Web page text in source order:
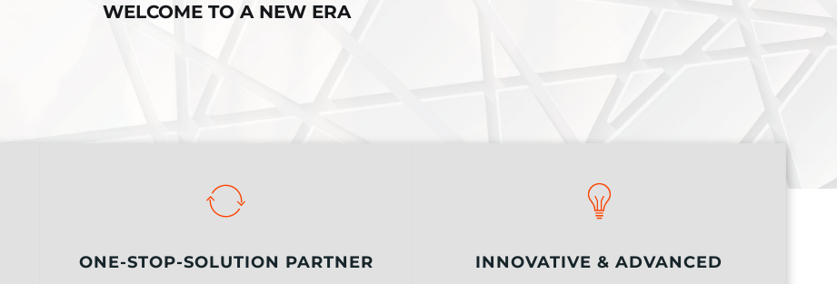
WELCOME TO A NEW ERA
ONE-STOP-SOLUTION PARTNER INNOVATIVE & ADVANCED